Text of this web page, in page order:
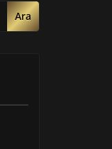
Ara